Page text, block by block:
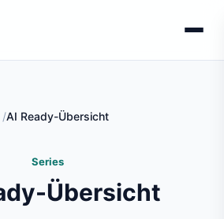
AI Ready-Übersicht
Series
Übersicht